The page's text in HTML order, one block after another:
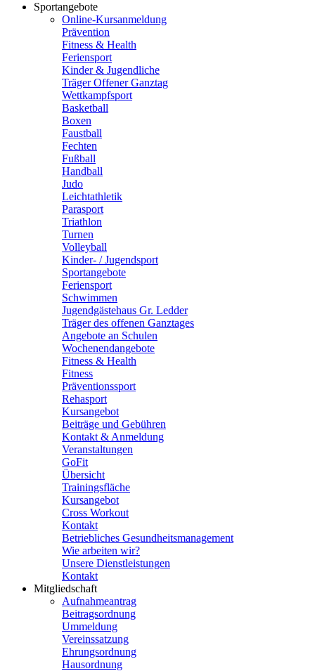
Sportangebote
Online-Kursanmeldung
Prävention
Fitness & Health
Feriensport
Kinder & Jugendliche
Träger Offener Ganztag
Wettkampfsport
Basketball
Boxen
Faustball
Fechten
Fußball
Handball
Judo
Leichtathletik
Parasport
Triathlon
Turnen
Volleyball
Kinder- / Jugendsport
Sportangebote
Feriensport
Schwimmen
Jugendgästehaus Gr. Ledder
Träger des offenen Ganztages
Angebote an Schulen
Wochenendangebote
Fitness & Health
Fitness
Präventionssport
Rehasport
Kursangebot
Beiträge und Gebühren
Kontakt & Anmeldung
Veranstaltungen
GoFit
Übersicht
Trainingsfläche
Kursangebot
Cross Workout
Kontakt
Betriebliches Gesundheitsmanagement
Wie arbeiten wir?
Unsere Dienstleistungen
Kontakt
Mitgliedschaft
Aufnahmeantrag
Beitragsordnung
Ummeldung
Vereinssatzung
Ehrungsordnung
Hausordnung